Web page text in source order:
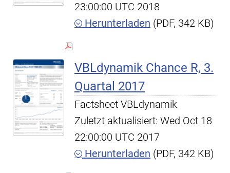
23:00:00 UTC 2018
Herunterladen (PDF, 342 KB)
VBLdynamik Chance R, 3.
Quartal 2017
Factsheet VBLdynamik
Zuletzt aktualisiert: Wed Oct 18
22:00:00 UTC 2017
Herunterladen (PDF, 342 KB)